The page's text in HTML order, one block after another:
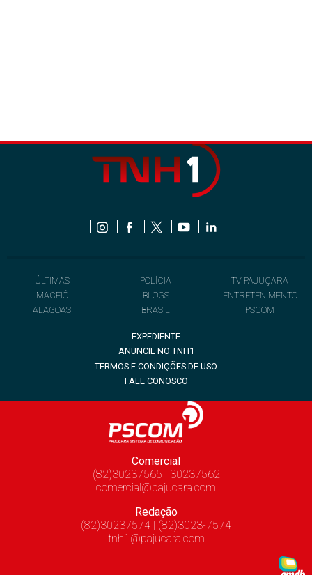
ÚLTIMAS
MACEIÓ
ALAGOAS
POLÍCIA
BLOGS
BRASIL
TV PAJUÇARA
ENTRETENIMENTO
PSCOM
EXPEDIENTE
ANUNCIE NO TNH1
TERMOS E CONDIÇÕES DE USO
FALE CONOSCO
Comercial
(82)30237565 | 30237562
comercial@pajucara.com
Redação
(82)30237574 | (82)3023-7574
tnh1@pajucara.com